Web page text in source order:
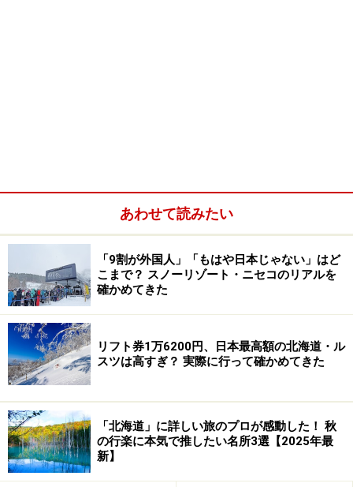
あわせて読みたい
「9割が外国人」「もはや日本じゃない」はど
こまで？ スノーリゾート・ニセコのリアルを
確かめてきた
リフト券1万6200円、日本最高額の北海道・ル
スツは高すぎ？ 実際に行って確かめてきた
「北海道」に詳しい旅のプロが感動した！ 秋
の行楽に本気で推したい名所3選【2025年最
新】